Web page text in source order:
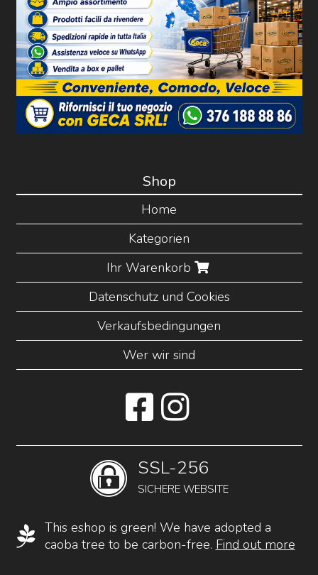
Shop
Home
Kategorien
Ihr Warenkorb
Datenschutz und Cookies
Verkaufsbedingungen
Wer wir sind
SSL-256
SICHERE WEBSITE
This eshop is green! We have adopted a
caoba tree to be carbon-free. Find out more